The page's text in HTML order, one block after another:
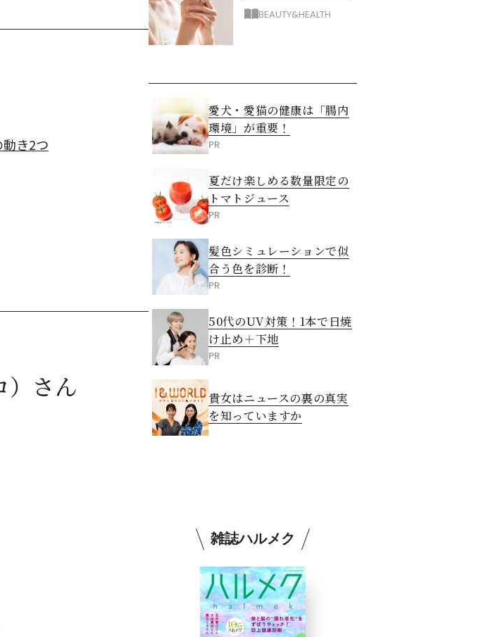
き2つ
）さん
ースト血管を復活
BEAUTY&HEALTH
愛犬・愛猫の健康は「腸内
環境」が重要！
PR
夏だけ楽しめる数量限定の
トマトジュース
PR
髪色シミュレーションで似
合う色を診断！
PR
50代のUV対策！1本で日焼
け止め＋下地
PR
貴女はニュースの裏の真実
を知っていますか
雑誌ハルメク